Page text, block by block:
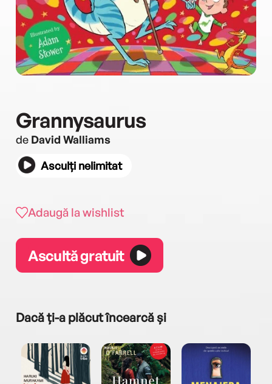
Grannysaurus
de David Walliams
Asculți nelimitat
Adaugă la wishlist
Ascultă gratuit
Dacă ți-a plăcut încearcă și